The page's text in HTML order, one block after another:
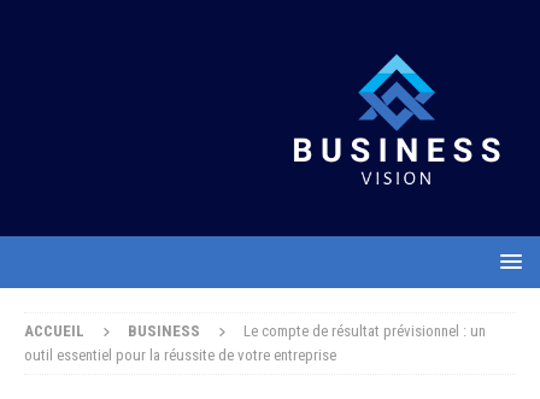
ACCUEIL BUSINESS
Le compte de résultat prévisionnel : un
outil essentiel pour la réussite de votre entreprise